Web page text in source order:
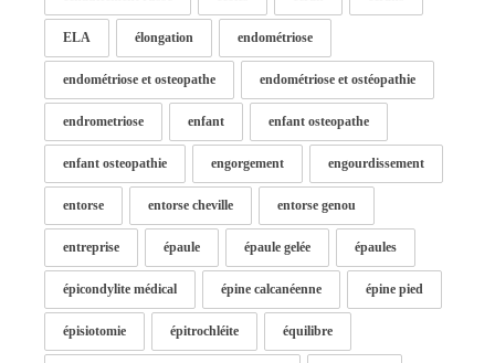
ELA élongation endométriose
endométriose et osteopathe endométriose et ostéopathie
endrometriose enfant enfant osteopathe
enfant osteopathie engorgement engourdissement
entorse entorse cheville entorse genou
entreprise épaule épaule gelée épaules
épicondylite médical épine calcanéenne épine pied
épisiotomie épitrochléite équilibre